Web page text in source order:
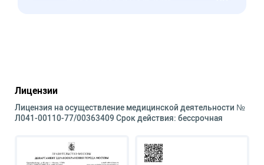
Лицензии
Лицензия на осуществление медицинской деятельности №
Л041-00110-77/00363409 Срок действия: бессрочная